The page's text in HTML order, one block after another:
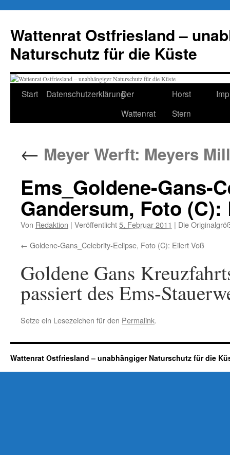
springen
Wattenrat Ostfriesland –
Naturschutz für die Küste
Start DatenschutzerklärungDer
Wattenrat
Horst
Stern
← Meyer Werft: Meyers
Ems_Goldene-Gans-
Gandersum, Foto
Von Redaktion | Veröffentlicht5. Februar 2011 | Die
Goldene-Gans_Celebrity-Eclipse, Foto (C): Eilert Voß
Goldene Gans
passiert des Ems-
Setze ein Lesezeichen für den Permalink.
Wattenrat Ostfriesland – unabhängiger Naturschutz für die